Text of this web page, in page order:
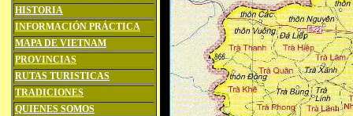
HISTORIA
INFORMACIÓN PRÁCTICA
MAPA DE VIETNAM
PROVINCIAS
RUTAS TURISTICAS
TRADICIONES
QUIENES SOMOS